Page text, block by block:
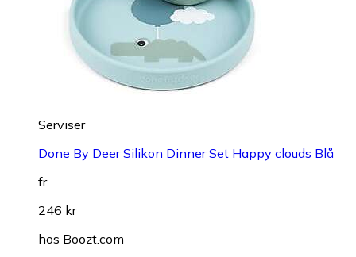
Serviser
Done By Deer Silikon Dinner Set Happy clouds Blå
fr.
246 kr
hos Boozt.com